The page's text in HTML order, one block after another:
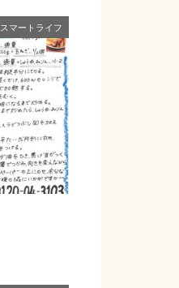
スマートライフ